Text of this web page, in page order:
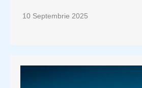
10 Septembrie 2025